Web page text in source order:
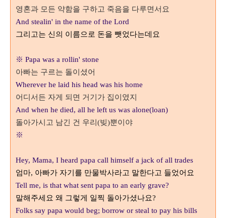
영혼과 모든 약함을 구하고 죽음을 다루면서요
And stealin' in the name of the Lord
그리고는 신의 이름으로 돈을 뺏었다는데요
※ Papa was a rollin' stone
아빠는 구르는 돌이셨어
Wherever he laid his head was his home
어디서든 자게 되면 거기가 집이였지
And when he died, all he left us was alone(loan)
돌아가시고 남긴 건 우리 (빚)뿐이야
※
Hey, Mama, I heard papa call himself a jack of all trades
엄마, 아빠가 자기를 만물박사라고 말한다고 들었어요
Tell me, is that what sent papa to an early grave?
말해주세요 왜 그렇게 일찍 돌아가셨나요?
Folks say papa would beg; borrow or steal to pay his bills